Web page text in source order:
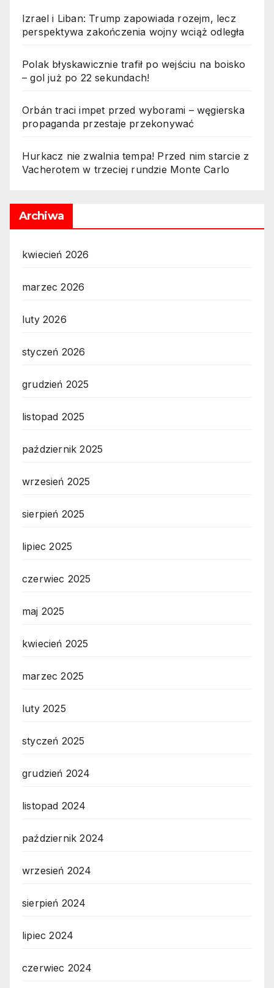
Izrael i Liban: Trump zapowiada rozejm, lecz
perspektywa zakończenia wojny wciąż odległa
Polak błyskawicznie trafił po wejściu na boisko
– gol już po 22 sekundach!
Orbán traci impet przed wyborami – węgierska
propaganda przestaje przekonywać
Hurkacz nie zwalnia tempa! Przed nim starcie z
Vacherotem w trzeciej rundzie Monte Carlo
Archiwa
kwiecień 2026
marzec 2026
luty 2026
styczeń 2026
grudzień 2025
listopad 2025
październik 2025
wrzesień 2025
sierpień 2025
lipiec 2025
czerwiec 2025
maj 2025
kwiecień 2025
marzec 2025
luty 2025
styczeń 2025
grudzień 2024
listopad 2024
październik 2024
wrzesień 2024
sierpień 2024
lipiec 2024
czerwiec 2024